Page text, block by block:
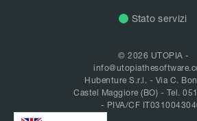
Stato servizi
© 2026 UTOPIA -
Hubenture S.r.l. - Via C.
Castel Maggiore (BO) - Tel.
- PIVA/CF